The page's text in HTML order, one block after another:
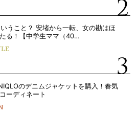
うこと？ 安堵から一転、女の勘はほ
る！【中学生ママ（40…
のデニムジャケットを購入！春気
ーディネート